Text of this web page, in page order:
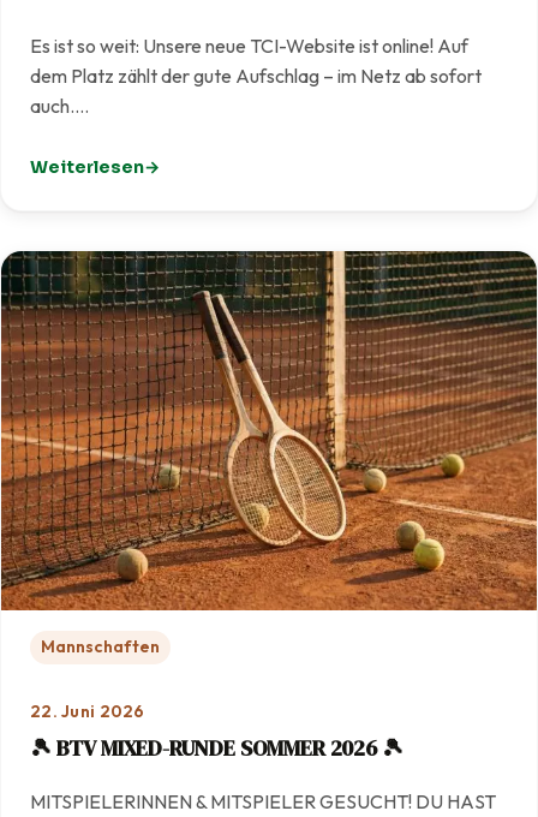
Es ist so weit: Unsere neue TCI-Website ist online! Auf
dem Platz zählt der gute Aufschlag – im Netz ab sofort
auch.…
Weiterlesen
: Unsere neue Website ist live!
Mannschaften
22. Juni 2026
🎾 BTV MIXED-RUNDE SOMMER 2026 🎾
MITSPIELERINNEN & MITSPIELER GESUCHT! DU HAST